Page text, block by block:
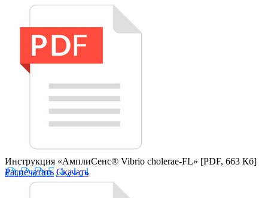
Инструкция «АмплиСенс® Vibrio cholerae-FL» [PDF, 663 Кб]
Распечатать Скачать